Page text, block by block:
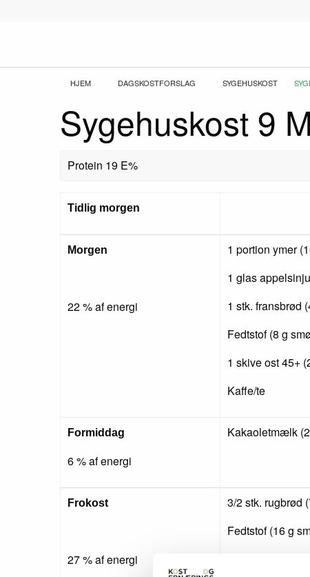
Brødkrumme
HJEM DAGSKOSTFORSLAG SYGEHUSKOST
Sygehuskost 9
Protein 19 E%
Tidlig morgen
Morgen
22 % af energi
1 portion ymer
1 glas
1 stk. fransbrød
Fedtstof (8 g
1 skive ost 45+
Kaffe/te
Formiddag
6 % af energi
Kakaoletmælk
Frokost
27 % af energi
3/2 stk. rugbrød
Fedtstof (16 g